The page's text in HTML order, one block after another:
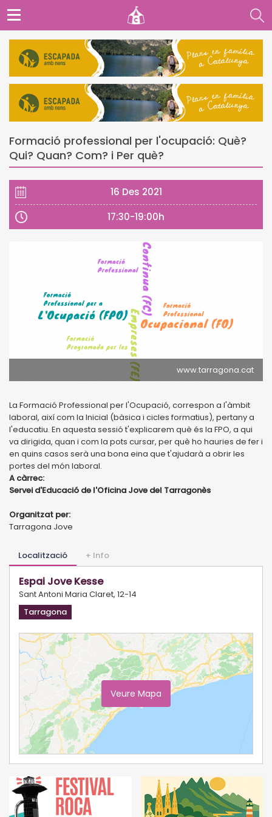
Formació professional per l'ocupació: Què?
Qui? Quan? Com? i Per què?
16 Des 2021
17:30-19:00h
www.tarragona.cat
La Formació Professional per l'Ocupació, correspon a l'àmbit
laboral, així com la Inicial (bàsica i cicles formatius), pertany a
l'educatiu. En aquesta sessió t'explicarem què és la FPO, a qui
va dirigida, quan i com la pots cursar, per què ho hauries de fer i
en quins casos serà una bona eina que t'ajudarà a obrir les
portes del món laboral.
A càrrec:
Servei d'Educació de l'Oficina Jove del Tarragonès
Organitzat per:
Tarragona Jove
Localització + Info
Espai Jove Kesse
Sant Antoni Maria Claret, 12-14
Tarragona
Veure Mapa